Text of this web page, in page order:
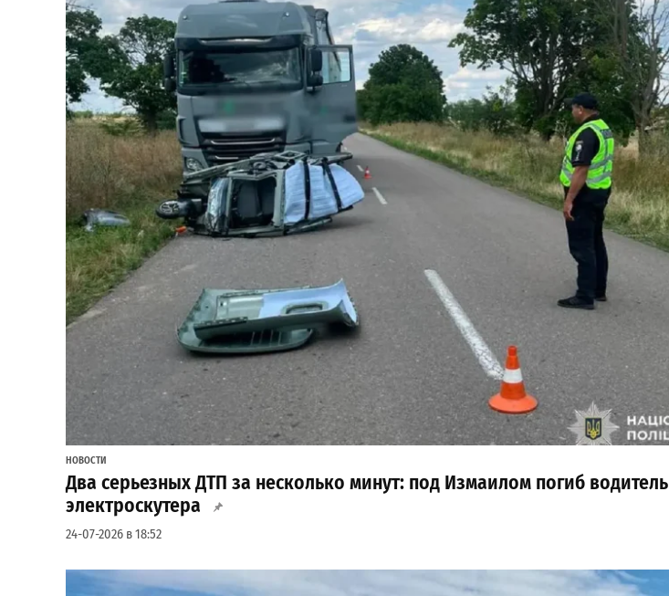
НОВОСТИ
Два серьезных ДТП за несколько минут: под Измаилом погиб водитель
электроскутера
24-07-2026 в 18:52